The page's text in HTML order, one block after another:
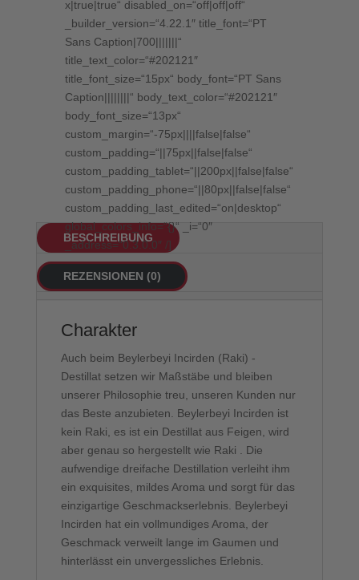
x|true|true“ disabled_on=“off|off|off“
_builder_version=“4.22.1″ title_font=“PT
Sans Caption|700|||||||“
title_text_color=“#202121″
title_font_size=“15px“ body_font=“PT Sans
Caption||||||||“ body_text_color=“#202121″
body_font_size=“13px“
custom_margin=“-75px||||false|false“
custom_padding=“||75px||false|false“
custom_padding_tablet=“||200px||false|false“
custom_padding_phone=“||80px||false|false“
custom_padding_last_edited=“on|desktop“
global_colors_info=“{}“ _i=“0″
_address=“0.3.0.0″ /]
BESCHREIBUNG
REZENSIONEN (0)
Charakter
Auch beim Beylerbeyi Incirden (Raki) -
Destillat setzen wir Maßstäbe und bleiben
unserer Philosophie treu, unseren Kunden nur
das Beste anzubieten. Beylerbeyi Incirden ist
kein Raki, es ist ein Destillat aus Feigen, wird
aber genau so hergestellt wie Raki . Die
aufwendige dreifache Destillation verleiht ihm
ein exquisites, mildes Aroma und sorgt für das
einzigartige Geschmackserlebnis. Beylerbeyi
Incirden hat ein vollmundiges Aroma, der
Geschmack verweilt lange im Gaumen und
hinterlässt ein unvergessliches Erlebnis.